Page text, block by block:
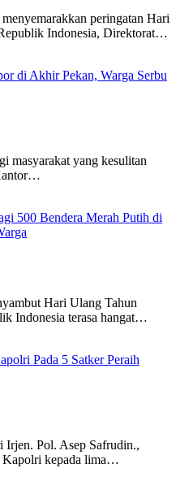
peringatan Hari
Indonesia, Direktorat…
di Akhir Pekan, Warga Serbu
masyarakat yang kesulitan
500 Bendera Merah Putih di
Hari Ulang Tahun
Indonesia terasa hangat…
Pada 5 Satker Peraih
Pol. Asep Safrudin.,
Kapolri kepada lima…